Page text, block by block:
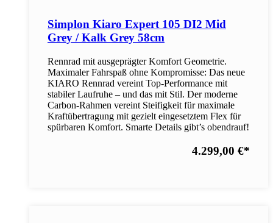
Simplon Kiaro Expert 105 DI2 Mid
Grey / Kalk Grey 58cm
Rennrad mit ausgeprägter Komfort Geometrie.
Maximaler Fahrspaß ohne Kompromisse: Das neue
KIARO Rennrad vereint Top-Performance mit
stabiler Laufruhe – und das mit Stil. Der moderne
Carbon-Rahmen vereint Steifigkeit für maximale
Kraftübertragung mit gezielt eingesetztem Flex für
spürbaren Komfort. Smarte Details gibt’s obendrauf!
4.299,00 €*